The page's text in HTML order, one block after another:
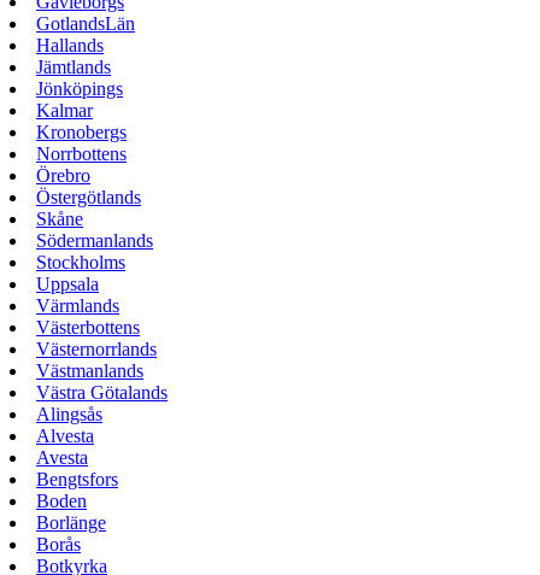
GotlandsLän
Hallands
Jämtlands
Jönköpings
Kalmar
Kronobergs
Norrbottens
Örebro
Östergötlands
Skåne
Södermanlands
Stockholms
Uppsala
Värmlands
Västerbottens
Västernorrlands
Västmanlands
Västra Götalands
Alingsås
Alvesta
Avesta
Bengtsfors
Boden
Borlänge
Borås
Botkyrka